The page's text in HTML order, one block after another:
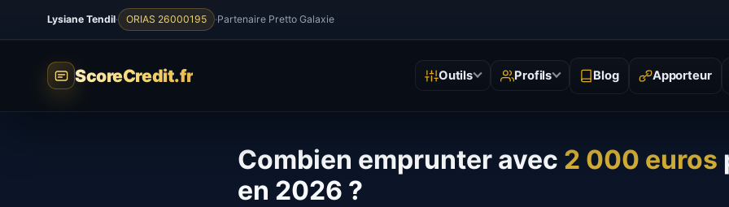
Lysiane Tendil· ORIAS 26000195 ·Partenaire Pretto Galaxie
ScoreCredit.fr Outils
Lire votre dossier comme une banque
Profils
Lecture paie, primes et
mutation
Blog Apporteur
Combien emprunter avec 2 000 euros
en 2026 ?